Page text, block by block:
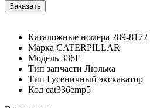
Каталожные номера 289-8172
Марка CATERPILLAR
Модель 336E
Тип запчасти Люлька
Тип Гусеничный экскаватор
Код cat336emp5